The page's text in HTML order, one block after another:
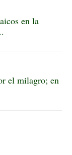
en la
el milagro; en